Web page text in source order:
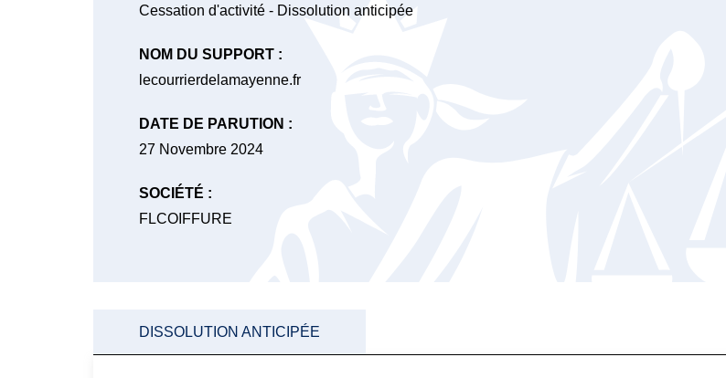
Cessation d'activité - Dissolution anticipée
NOM DU SUPPORT :
lecourrierdelamayenne.fr
DATE DE PARUTION :
27 Novembre 2024
SOCIÉTÉ :
FLCOIFFURE
DISSOLUTION ANTICIPÉE